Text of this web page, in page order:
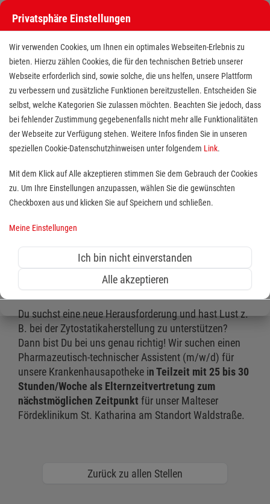
Pharmazeutisch-technischer
Assistent (m/w/d) für unsere
Krankenhausapotheke
Pharmazeutisch-technischer
Assistent (m/w/d) für unsere
Krankenhausapotheke
Du suchst eine neue Herausforderung und hast Lust z.
B. bei der Zytostatikaherstellung zu unterstützen?
Dann bist Du bei uns genau richtig! Wir suchen einen
Pharmazeutisch-technischer Assistent (m/w/d) für
unsere Krankenhausapotheke in Teilzeit mit 25 bis 30
Stunden/Woche als Elternzeitvertretung zum
nächstmöglichen Zeitpunkt für unser Malteser
Fördeklinikum St. Katharina am Standort Waldstraße.
Zurück zu allen Stellen
Privatsphäre Einstellungen
Wir verwenden Cookies, um Ihnen ein optimales Webseiten-Erlebnis zu
bieten. Hierzu zählen Cookies, die für den technischen Betrieb unserer
Webseite erforderlich sind, sowie solche, die uns helfen, unsere Plattform
zu verbessern und zusätzliche Funktionen bereitzustellen. Entscheiden Sie
selbst, welche Kategorien Sie zulassen möchten. Beachten Sie jedoch, dass
bei fehlender Zustimmung gegebenenfalls nicht mehr alle Funktionalitäten
der Webseite zur Verfügung stehen. Weitere Infos finden Sie in unseren
speziellen Cookie-Datenschutzhinweisen unter folgendem Link.
Mit dem Klick auf Alle akzeptieren stimmen Sie dem Gebrauch der Cookies
zu. Um Ihre Einstellungen anzupassen, wählen Sie die gewünschten
Checkboxen aus und klicken Sie auf Speichern und schließen.
Meine Einstellungen
Ich bin nicht einverstanden
Alle akzeptieren